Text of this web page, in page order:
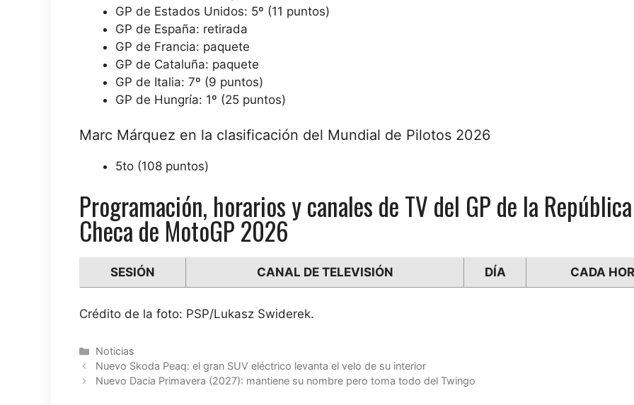
GP de Estados Unidos: 5º (11 puntos)
GP de España: retirada
GP de Francia: paquete
GP de Cataluña: paquete
GP de Italia: 7º (9 puntos)
GP de Hungría: 1º (25 puntos)
Marc Márquez en la clasificación del Mundial de Pilotos 2026
5to (108 puntos)
Programación, horarios y canales de TV del GP de la República
Checa de MotoGP 2026
SESIÓN CANAL DE TELEVISIÓN DÍA CADA
Crédito de la foto: PSP/Lukasz Swiderek.
Categorías
Noticias
Nuevo Skoda Peaq: el gran SUV eléctrico levanta el velo de su interior
Nuevo Dacia Primavera (2027): mantiene su nombre pero toma todo del Twingo